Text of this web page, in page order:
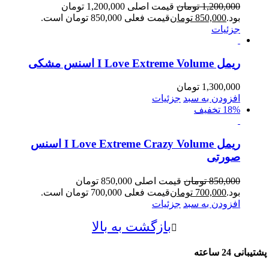
1,200,000 تومان
قیمت اصلی 1,200,000 تومان
بود.850,000 تومانقیمت فعلی 850,000 تومان است.
جزئیات
ریمل I Love Extreme Volume اسنس مشکی
1,300,000 تومان
افزودن به سبد جزئیات
18% تخفیف
ریمل I Love Extreme Crazy Volume اسنس
صورتی
850,000 تومان
قیمت اصلی 850,000 تومان
بود.700,000 تومانقیمت فعلی 700,000 تومان است.
افزودن به سبد جزئیات
بازگشت به بالا
پشتیبانی 24 ساعته